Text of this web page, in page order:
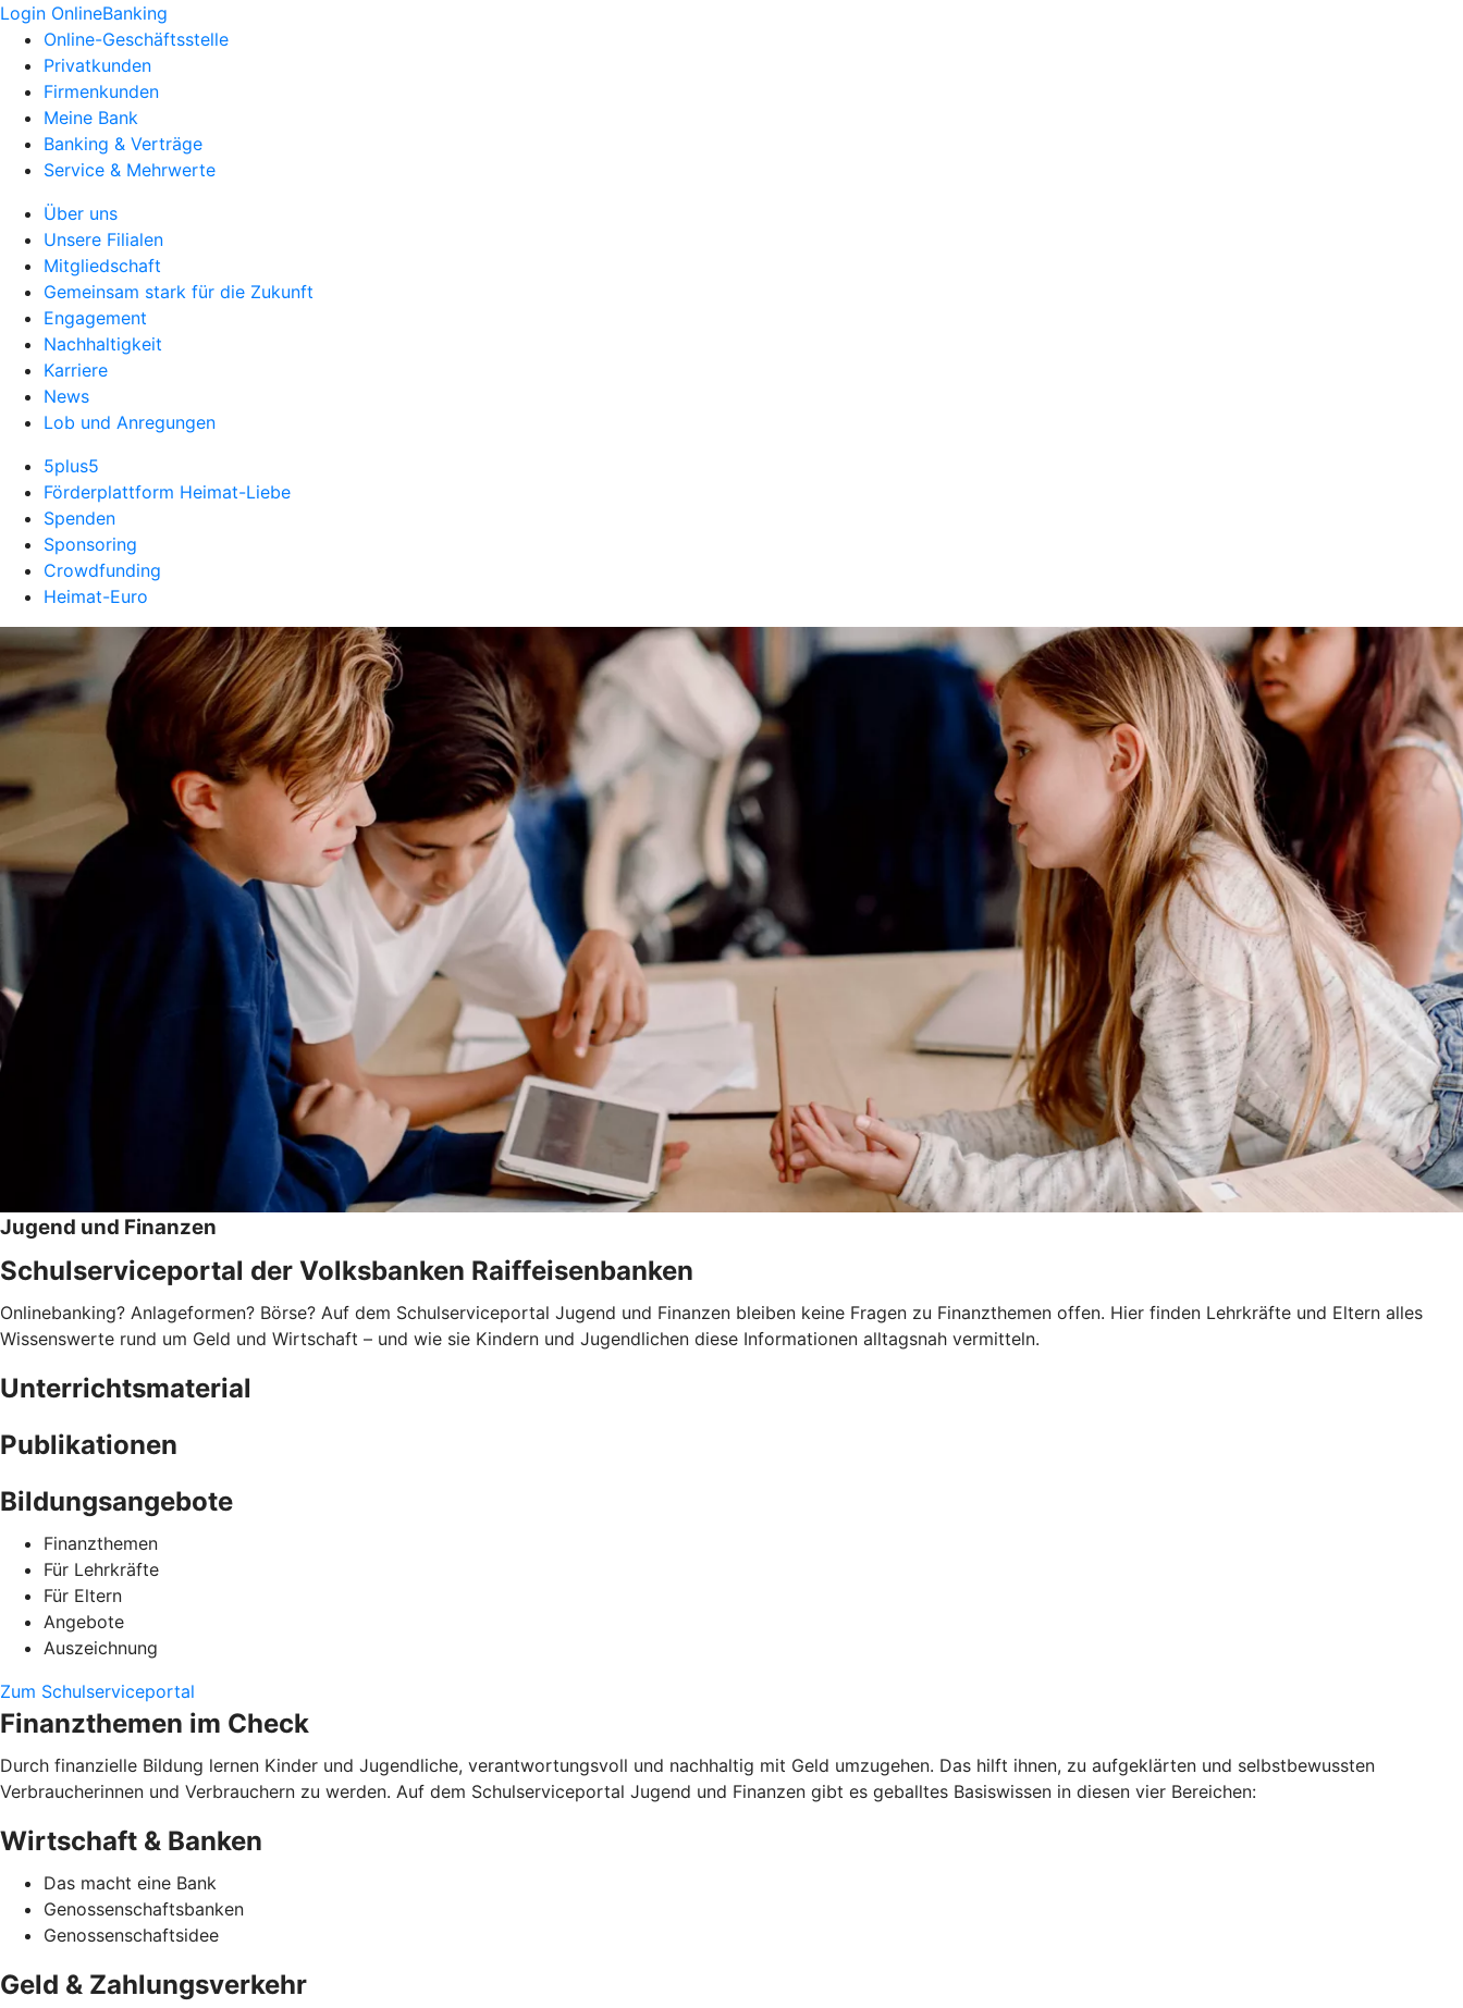
Login OnlineBanking
Online-Geschäftsstelle
Privatkunden
Firmenkunden
Meine Bank
Banking & Verträge
Service & Mehrwerte
Über uns
Unsere Filialen
Mitgliedschaft
Gemeinsam stark für die Zukunft
Engagement
Nachhaltigkeit
Karriere
News
Lob und Anregungen
5plus5
Förderplattform Heimat-Liebe
Spenden
Sponsoring
Crowdfunding
Heimat-Euro
Jugend und Finanzen
Schulserviceportal der Volksbanken Raiffeisenbanken
Onlinebanking? Anlageformen? Börse? Auf dem Schulserviceportal Jugend und Finanzen bleiben keine Fragen zu Finanzthemen offen. Hier finden Lehrkräfte und Eltern alles
Wissenswerte rund um Geld und Wirtschaft – und wie sie Kindern und Jugendlichen diese Informationen alltagsnah vermitteln.
Unterrichtsmaterial
Publikationen
Bildungsangebote
Finanzthemen
Für Lehrkräfte
Für Eltern
Angebote
Auszeichnung
Zum Schulserviceportal
Finanzthemen im Check
Durch finanzielle Bildung lernen Kinder und Jugendliche, verantwortungsvoll und nachhaltig mit Geld umzugehen. Das hilft ihnen, zu aufgeklärten und selbstbewussten
Verbraucherinnen und Verbrauchern zu werden. Auf dem Schulserviceportal Jugend und Finanzen gibt es geballtes Basiswissen in diesen vier Bereichen:
Wirtschaft & Banken
Das macht eine Bank
Genossenschaftsbanken
Genossenschaftsidee
Geld & Zahlungsverkehr